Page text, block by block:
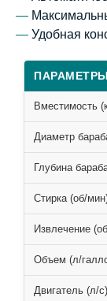
—
— Удобная
ПАРАМЕТРЫ
Вместимость
Диаметр
Глубина
Стирка (об/
Извлечение
Объем (л/
Двигатель (л/с)